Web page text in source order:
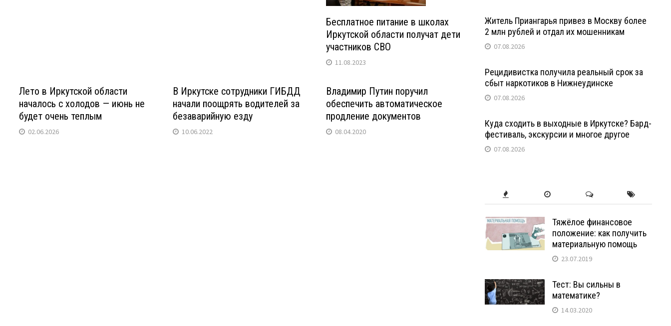
Бесплатное питание в школах
Иркутской области получат дети
участников СВО
11.08.2023
Лето в Иркутской области
началось с холодов — июнь не
будет очень теплым
02.06.2026
В Иркутске сотрудники ГИБДД
начали поощрять водителей за
безаварийную езду
10.06.2022
Владимир Путин поручил
обеспечить автоматическое
продление документов
08.04.2020
Житель Приангарья привез в Москву более
2 млн рублей и отдал их мошенникам
07.08.2026
Рецидивистка получила реальный срок за
сбыт наркотиков в Нижнеудинске
07.08.2026
Куда сходить в выходные в Иркутске? Бард-
фестиваль, экскурсии и многое другое
07.08.2026
Тяжёлое финансовое
положение: как получить
материальную помощь
23.07.2019
Тест: Вы сильны в
математике?
14.03.2020